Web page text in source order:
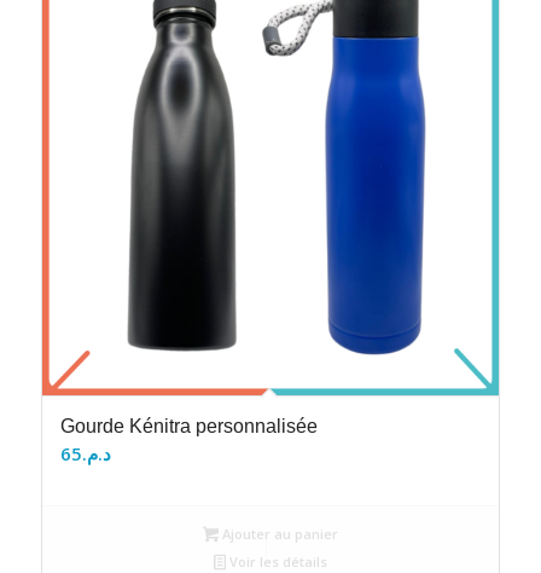
Gourde Kénitra personnalisée
د.م.65
Ajouter au panier
Voir les détails